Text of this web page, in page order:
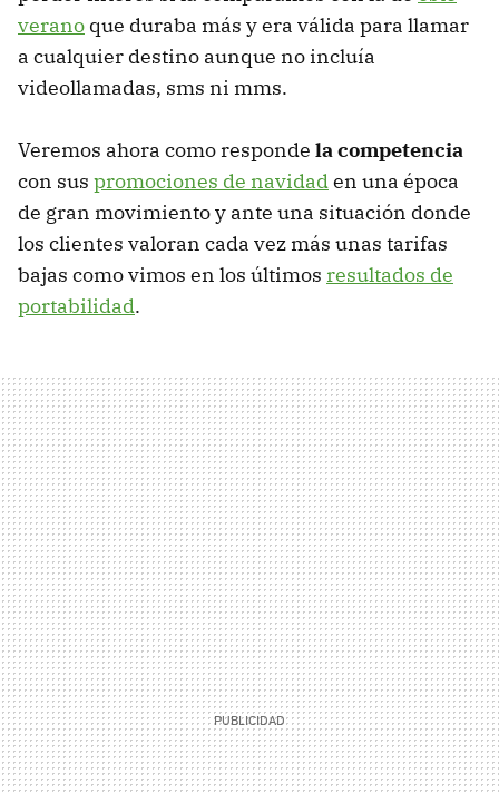
verano que duraba más y era válida para llamar
a cualquier destino aunque no incluía
videollamadas, sms ni mms.
Veremos ahora como responde la competencia
con sus promociones de navidaden una época
de gran movimiento y ante una situación donde
los clientes valoran cada vez más unas tarifas
bajas como vimos en los últimos resultados de
portabilidad.